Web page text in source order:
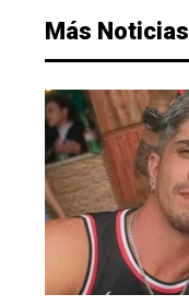
Más Noticias